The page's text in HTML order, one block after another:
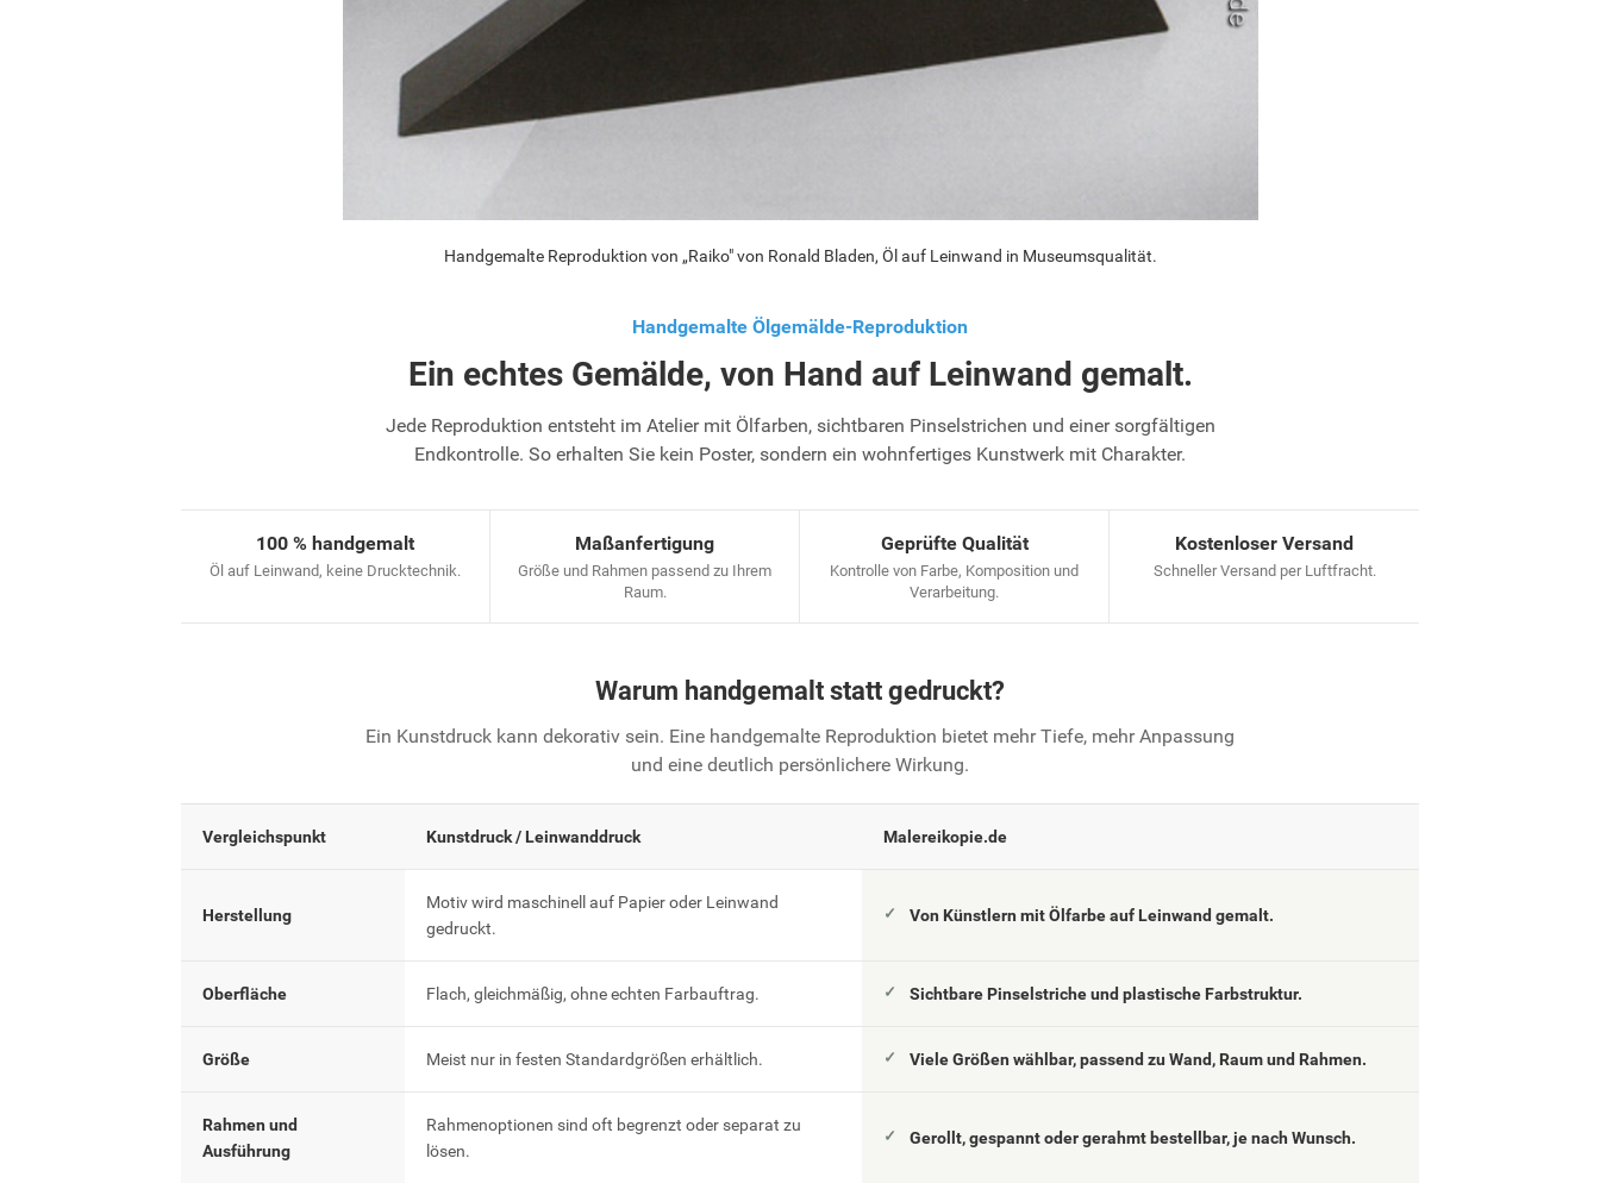
Handgemalte Reproduktion von „Raiko" von Ronald Bladen, Öl auf Leinwand in Museumsqualität.
Handgemalte Ölgemälde-Reproduktion
Ein echtes Gemälde, von Hand auf Leinwand gemalt.
Jede Reproduktion entsteht im Atelier mit Ölfarben, sichtbaren Pinselstrichen und einer sorgfältigen
Endkontrolle. So erhalten Sie kein Poster, sondern ein wohnfertiges Kunstwerk mit Charakter.
100 % handgemalt
Öl auf Leinwand, keine Drucktechnik.
Maßanfertigung
Größe und Rahmen passend zu Ihrem
Raum.
Geprüfte Qualität
Kontrolle von Farbe, Komposition und
Verarbeitung.
Kostenloser Versand
Schneller Versand per Luftfracht.
Warum handgemalt statt gedruckt?
Ein Kunstdruck kann dekorativ sein. Eine handgemalte Reproduktion bietet mehr Tiefe, mehr Anpassung
und eine deutlich persönlichere Wirkung.
Vergleichspunkt Kunstdruck / Leinwanddruck Malereikopie.de
Herstellung
Motiv wird maschinell auf Papier oder Leinwand
gedruckt.
Von Künstlern mit Ölfarbe auf Leinwand gemalt.
Oberfläche Flach, gleichmäßig, ohne echten Farbauftrag. Sichtbare Pinselstriche und plastische Farbstruktur.
Größe Meist nur in festen Standardgrößen erhältlich. Viele Größen wählbar, passend zu Wand, Raum und Rahmen.
Rahmen und
Ausführung
Rahmenoptionen sind oft begrenzt oder separat zu
lösen.
Gerollt, gespannt oder gerahmt bestellbar, je nach Wunsch.